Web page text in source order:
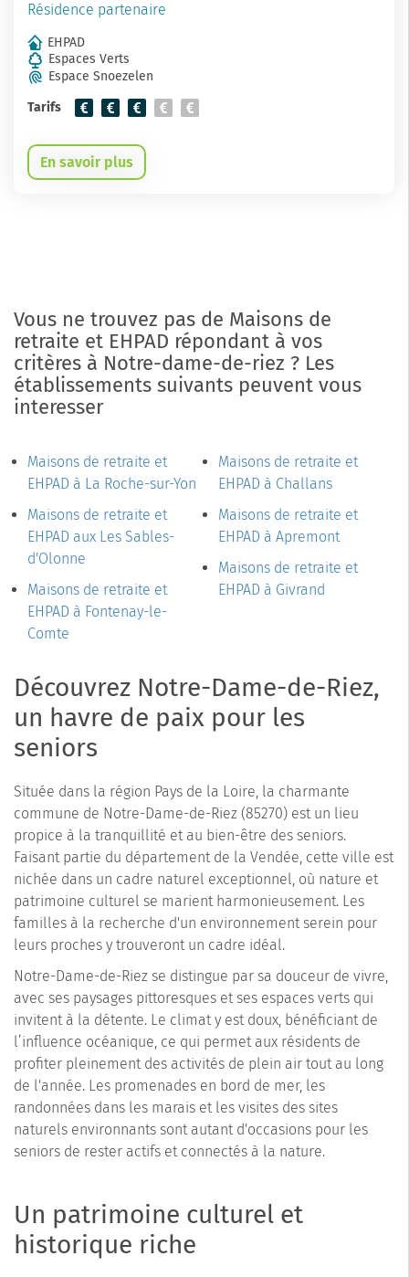
Résidence partenaire
EHPAD
Espaces Verts
Espace Snoezelen
Tarifs
En savoir plus
Vous ne trouvez pas de Maisons de
retraite et EHPAD répondant à vos
critères à Notre-dame-de-riez ? Les
établissements suivants peuvent vous
interesser
Maisons de retraite et
EHPAD à La Roche-sur-Yon
Maisons de retraite et
EHPAD aux Les Sables-
d'Olonne
Maisons de retraite et
EHPAD à Fontenay-le-
Comte
Maisons de retraite et
EHPAD à Challans
Maisons de retraite et
EHPAD à Apremont
Maisons de retraite et
EHPAD à Givrand
Découvrez Notre-Dame-de-Riez,
un havre de paix pour les
seniors
Située dans la région Pays de la Loire, la charmante
commune de Notre-Dame-de-Riez (85270) est un lieu
propice à la tranquillité et au bien-être des seniors.
Faisant partie du département de la Vendée, cette ville est
nichée dans un cadre naturel exceptionnel, où nature et
patrimoine culturel se marient harmonieusement. Les
familles à la recherche d'un environnement serein pour
leurs proches y trouveront un cadre idéal.
Notre-Dame-de-Riez se distingue par sa douceur de vivre,
avec ses paysages pittoresques et ses espaces verts qui
invitent à la détente. Le climat y est doux, bénéficiant de
l’influence océanique, ce qui permet aux résidents de
profiter pleinement des activités de plein air tout au long
de l'année. Les promenades en bord de mer, les
randonnées dans les marais et les visites des sites
naturels environnants sont autant d'occasions pour les
seniors de rester actifs et connectés à la nature.
Un patrimoine culturel et
historique riche